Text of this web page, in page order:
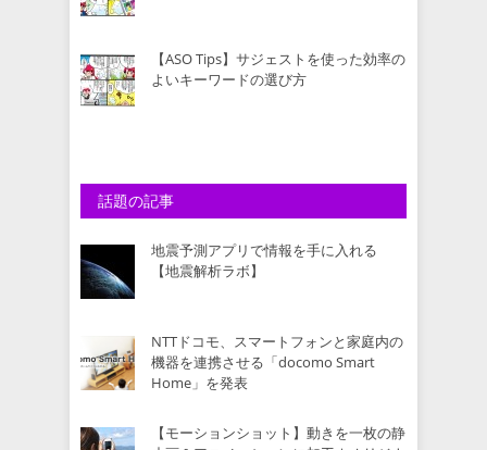
【ASO Tips】サジェストを使った効率の
よいキーワードの選び方
話題の記事
地震予測アプリで情報を手に入れる
【地震解析ラボ】
NTTドコモ、スマートフォンと家庭内の
機器を連携させる「docomo Smart
Home」を発表
【モーションショット】動きを一枚の静